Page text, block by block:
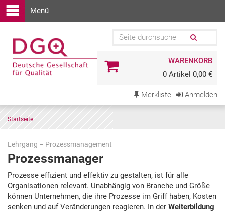
Menü
WARENKORB
0 Artikel 0,00 €
Merkliste Anmelden
Startseite
Lehrgang – Prozessmanagement
Prozessmanager
Zu
den
Terminen
springen
Prozesse effizient und effektiv zu gestalten, ist für alle
Organisationen relevant. Unabhängig von Branche und Größe
können Unternehmen, die ihre Prozesse im Griff haben, Kosten
senken und auf Veränderungen reagieren. In der Weiterbildung